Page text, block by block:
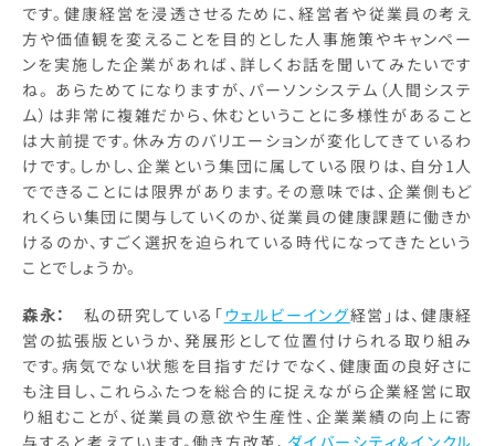
です。健康経営を浸透させるために、経営者や従業員の考え
方や価値観を変えることを目的とした人事施策やキャンペー
ンを実施した企業があれば、詳しくお話を聞いてみたいです
ね。 あらためてになりますが、パーソンシステム（人間システ
ム）は非常に複雑だから、休むということに多様性があること
は大前提です。休み方のバリエーションが変化してきているわ
けです。しかし、企業という集団に属している限りは、自分1人
でできることには限界があります。その意味では、企業側もど
れくらい集団に関与していくのか、従業員の健康課題に働きか
けるのか、すごく選択を迫られている時代になってきたという
ことでしょうか。
森永： 私の研究している「 ウェルビーイング経営」は、健康経
営の拡張版というか、発展形として位置付けられる取り組み
です。病気でない状態を目指すだけでなく、健康面の良好さに
も注目し、これらふたつを総合的に捉えながら企業経営に取
り組むことが、従業員の意欲や生産性、企業業績の向上に寄
与すると考えています。働き方改革、 ダイバーシティ&インクル